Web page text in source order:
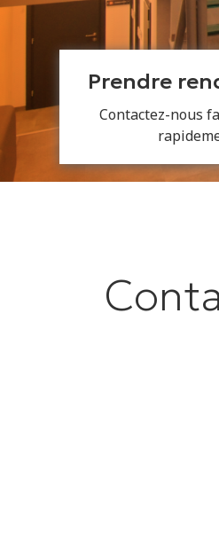
Prendre
Contactez-nous